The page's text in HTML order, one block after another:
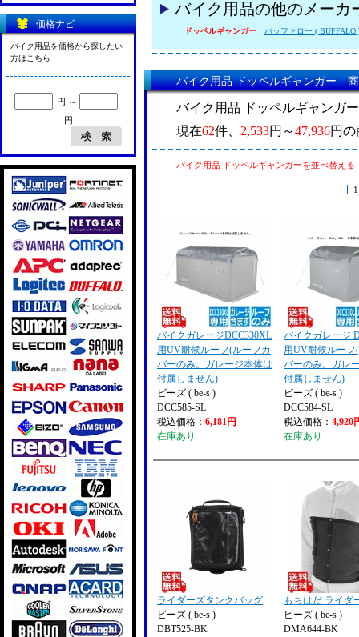
バイク用品の他のメーカ
ドッペルギャンガー バッファロー ( BUFFALO
バイク用品 ドッペルギャンガー
バイク用品 ドッペルギャンガ
現在62件、 2,533円～47,936円
バイク用品 ドッペルギャンガーを並べ替える
1
バイクガレージDCC330XL
用UV耐候ルーフ(ルーフカ
バーのみ。ガレージ本体は
付属しません)
ビーズ ( be-s )
DCC585-SL
税込価格： 6,181円
在庫あり
バイクガレージ
用UV耐候ルーフ
バーのみ。ガレ
付属しません)
ビーズ ( be-s )
DCC584-SL
税込価格：4,920
在庫あり
ライダーズタンクバッグ
ビーズ ( be-s )
DBT525-BK
もちはだ ライダ
ビーズ ( be-s )
DMA644-BK
価格ナビ
バイク用品を価格から探したい
方はこちら
円 ～
円